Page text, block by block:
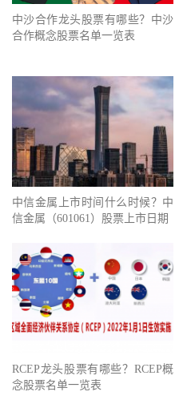
中沙合作龙头股票有哪些？中沙
合作概念股票名单一览表
中信金属上市时间什么时候？中
信金属（601061）股票上市日期
RCEP龙头股票有哪些？RCEP概
念股票名单一览表